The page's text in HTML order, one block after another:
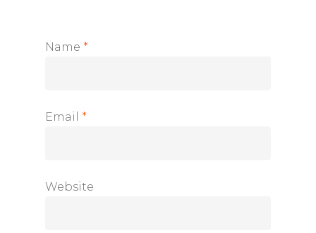
Name *
Email *
Website